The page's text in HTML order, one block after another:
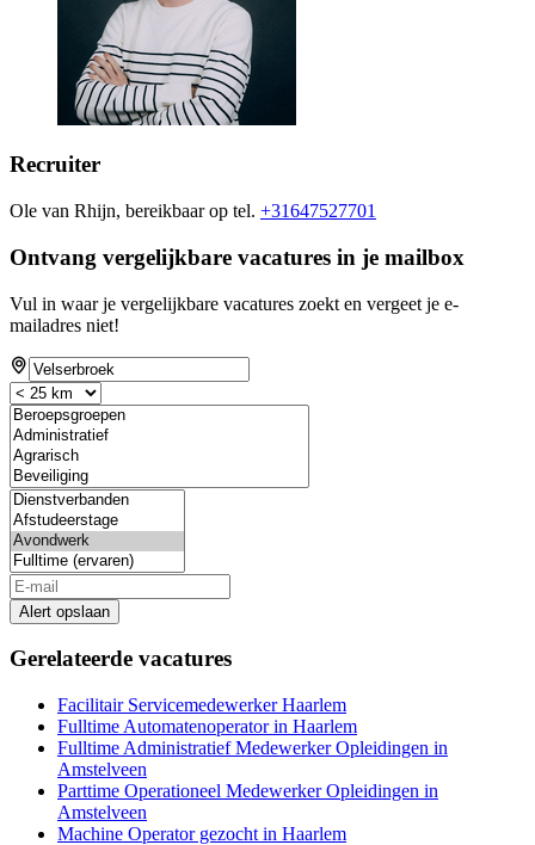
Recruiter
Ole van Rhijn, bereikbaar op tel. +31647527701
Ontvang vergelijkbare vacatures in je mailbox
Vul in waar je vergelijkbare vacatures zoekt en vergeet je e-
mailadres niet!
Alert opslaan
Gerelateerde vacatures
Facilitair Servicemedewerker Haarlem
Fulltime Automatenoperator in Haarlem
Fulltime Administratief Medewerker Opleidingen in
Amstelveen
Parttime Operationeel Medewerker Opleidingen in
Amstelveen
Machine Operator gezocht in Haarlem